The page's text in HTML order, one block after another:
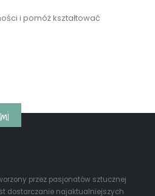
i pomóż kształtować
przez pasjonatów sztucznej
dostarczanie najaktualniejszych